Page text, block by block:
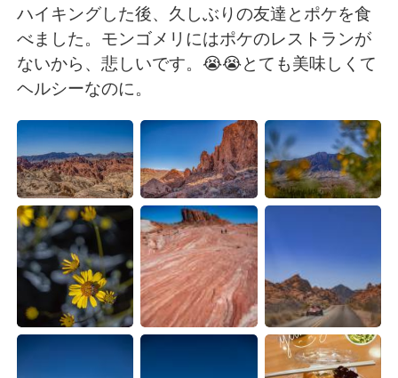
Deutsch 日本語
한국어 Русский
ไทย
Italiano Tiếng Việt
Português
ハイキングした後、久しぶりの友達とポケを食
べました。モンゴメリにはポケのレストランが
ないから、悲しいです。😭😭とても美味しくて
ヘルシーなのに。